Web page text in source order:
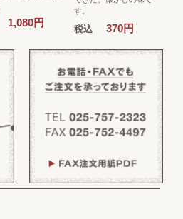
1,080円
す。
税込 370円